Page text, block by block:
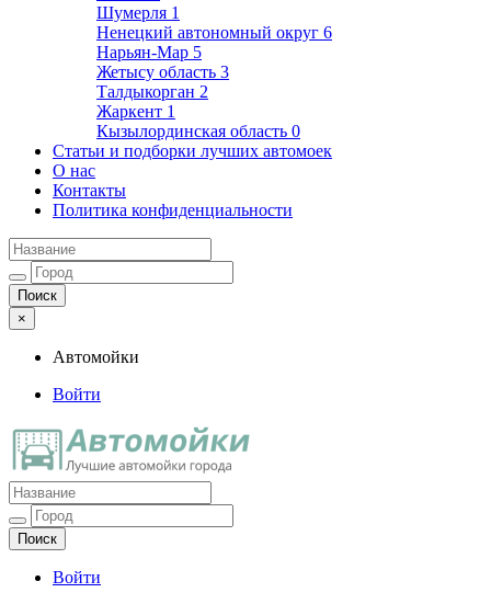
Шумерля 1
Ненецкий автономный округ 6
Нарьян-Мар 5
Жетысу область 3
Талдыкорган 2
Жаркент 1
Кызылординская область 0
Статьи и подборки лучших автомоек
О нас
Контакты
Политика конфиденциальности
×
Автомойки
Войти
Автомойки
Ещё один сайт на WordPress
Войти